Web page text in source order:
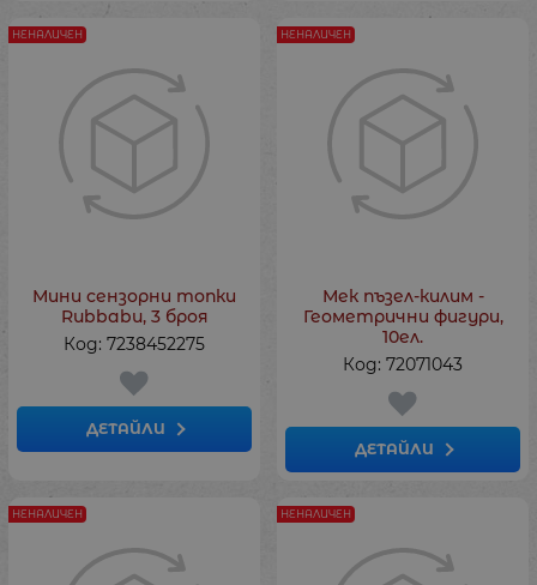
Мини сензорни топки
Rubbabu, 3 броя
Код: 7238452275
ДЕТАЙЛИ
НЕНАЛИЧЕН
Мек пъзел-килим -
Геометрични фигури,
10ел.
Код: 72071043
ДЕТАЙЛИ
НЕНАЛИЧЕН
НЕНАЛИЧЕН НЕНАЛИЧЕН